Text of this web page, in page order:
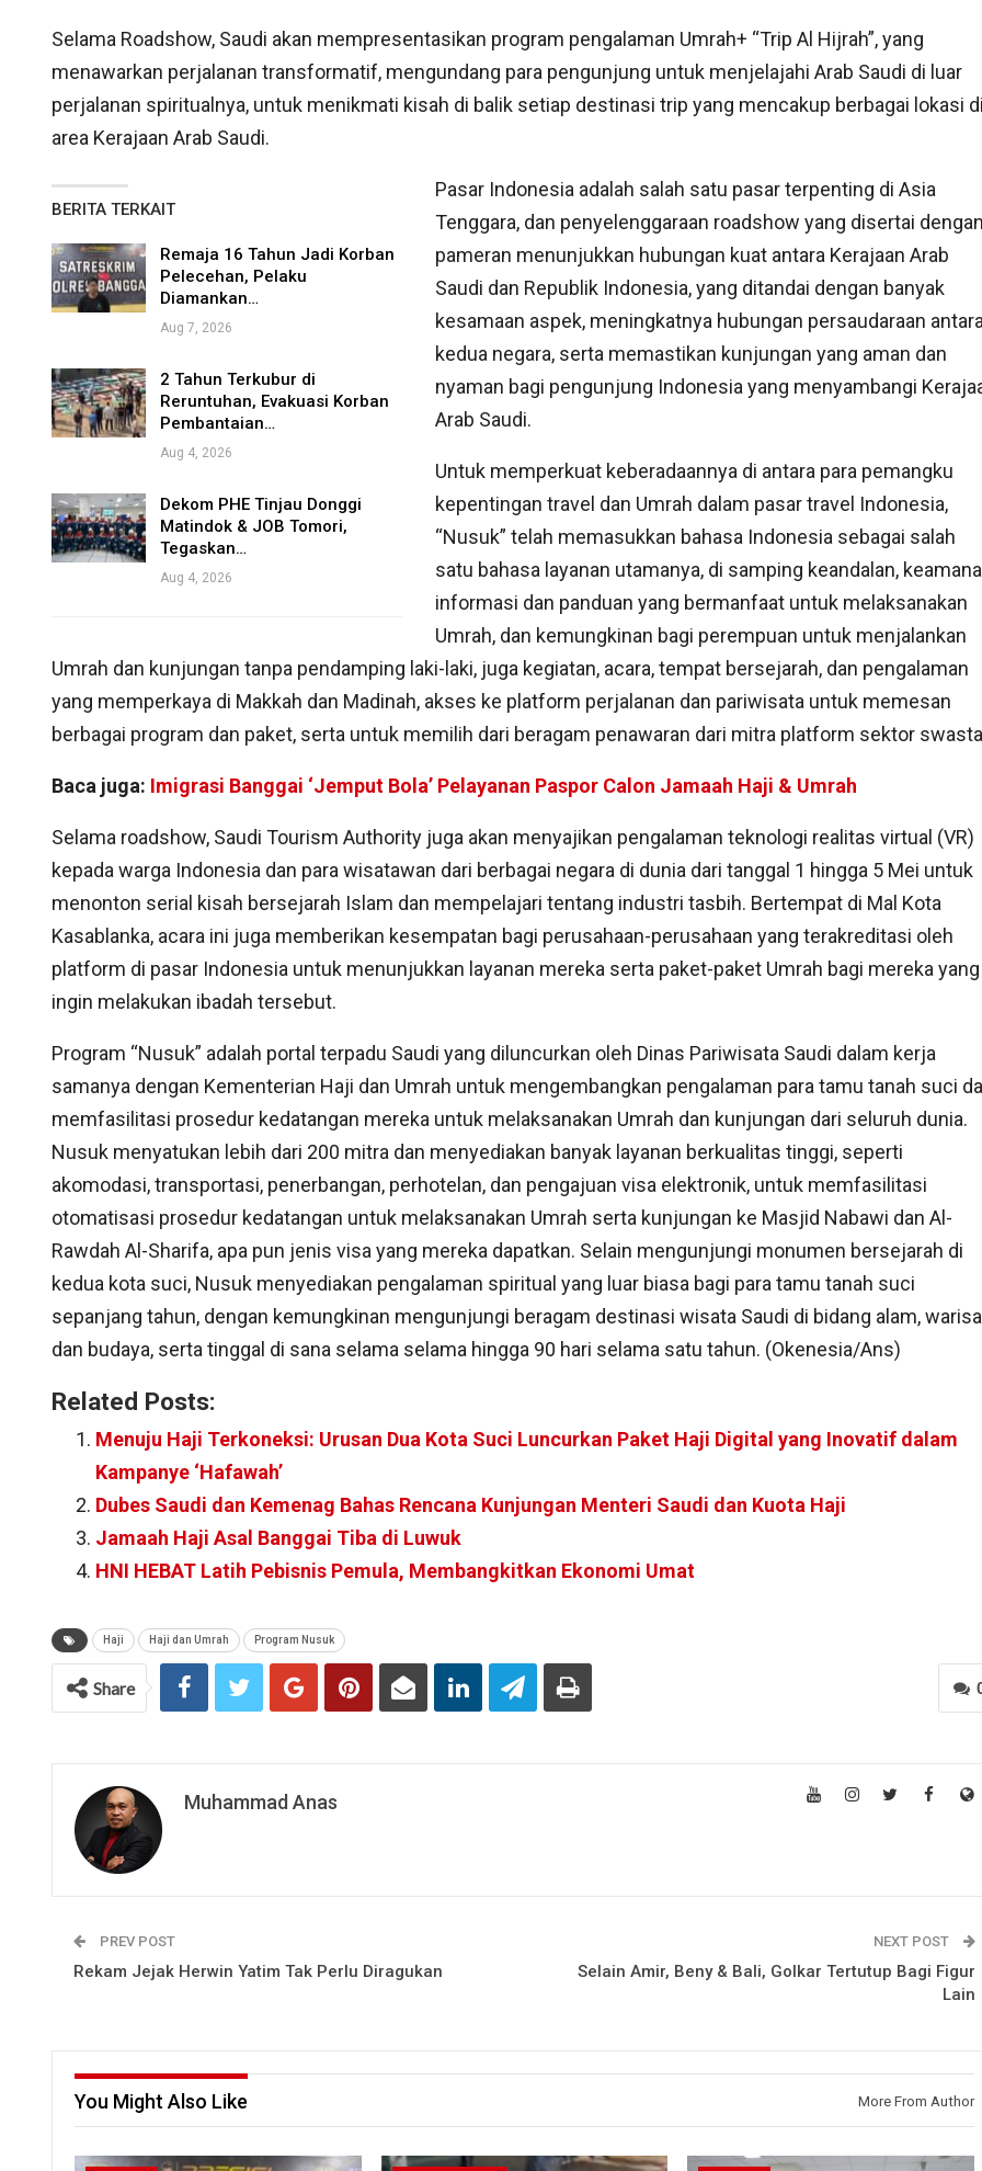
Selama Roadshow, Saudi akan mempresentasikan program pengalaman Umrah+ “Trip Al Hijrah”, yang
menawarkan perjalanan transformatif, mengundang para pengunjung untuk menjelajahi Arab Saudi di luar
perjalanan spiritualnya, untuk menikmati kisah di balik setiap destinasi trip yang mencakup berbagai lokasi
area Kerajaan Arab Saudi.
BERITA TERKAIT
Remaja 16 Tahun Jadi Korban
Pelecehan, Pelaku
Diamankan…
Aug 7, 2026
2 Tahun Terkubur di
Reruntuhan, Evakuasi Korban
Pembantaian…
Aug 4, 2026
Dekom PHE Tinjau Donggi
Matindok & JOB Tomori,
Tegaskan…
Aug 4, 2026
Pasar Indonesia adalah salah satu pasar terpenting di Asia
Tenggara, dan penyelenggaraan roadshow yang disertai
pameran menunjukkan hubungan kuat antara Kerajaan Arab
Saudi dan Republik Indonesia, yang ditandai dengan banyak
kesamaan aspek, meningkatnya hubungan persaudaraan
kedua negara, serta memastikan kunjungan yang aman dan
nyaman bagi pengunjung Indonesia yang menyambangi
Arab Saudi.
Untuk memperkuat keberadaannya di antara para pemangku
kepentingan travel dan Umrah dalam pasar travel Indonesia,
“Nusuk” telah memasukkan bahasa Indonesia sebagai salah
satu bahasa layanan utamanya, di samping keandalan,
informasi dan panduan yang bermanfaat untuk melaksanakan
Umrah, dan kemungkinan bagi perempuan untuk menjalankan
Umrah dan kunjungan tanpa pendamping laki-laki, juga kegiatan, acara, tempat bersejarah, dan pengalaman
yang memperkaya di Makkah dan Madinah, akses ke platform perjalanan dan pariwisata untuk memesan
berbagai program dan paket, serta untuk memilih dari beragam penawaran dari mitra platform sektor
Baca juga: Imigrasi Banggai ‘Jemput Bola’ Pelayanan Paspor Calon Jamaah Haji & Umrah
Selama roadshow, Saudi Tourism Authority juga akan menyajikan pengalaman teknologi realitas virtual (VR)
kepada warga Indonesia dan para wisatawan dari berbagai negara di dunia dari tanggal 1 hingga 5 Mei untuk
menonton serial kisah bersejarah Islam dan mempelajari tentang industri tasbih. Bertempat di Mal Kota
Kasablanka, acara ini juga memberikan kesempatan bagi perusahaan-perusahaan yang terakreditasi oleh
platform di pasar Indonesia untuk menunjukkan layanan mereka serta paket-paket Umrah bagi mereka yang
ingin melakukan ibadah tersebut.
Program “Nusuk” adalah portal terpadu Saudi yang diluncurkan oleh Dinas Pariwisata Saudi dalam kerja
samanya dengan Kementerian Haji dan Umrah untuk mengembangkan pengalaman para tamu tanah suci
memfasilitasi prosedur kedatangan mereka untuk melaksanakan Umrah dan kunjungan dari seluruh dunia.
Nusuk menyatukan lebih dari 200 mitra dan menyediakan banyak layanan berkualitas tinggi, seperti
akomodasi, transportasi, penerbangan, perhotelan, dan pengajuan visa elektronik, untuk memfasilitasi
otomatisasi prosedur kedatangan untuk melaksanakan Umrah serta kunjungan ke Masjid Nabawi dan Al-
Rawdah Al-Sharifa, apa pun jenis visa yang mereka dapatkan. Selain mengunjungi monumen bersejarah di
kedua kota suci, Nusuk menyediakan pengalaman spiritual yang luar biasa bagi para tamu tanah suci
sepanjang tahun, dengan kemungkinan mengunjungi beragam destinasi wisata Saudi di bidang alam,
dan budaya, serta tinggal di sana selama selama hingga 90 hari selama satu tahun. (Okenesia/Ans)
Related Posts:
Menuju Haji Terkoneksi: Urusan Dua Kota Suci Luncurkan Paket Haji Digital yang Inovatif dalam
Kampanye ‘Hafawah’
Dubes Saudi dan Kemenag Bahas Rencana Kunjungan Menteri Saudi dan Kuota Haji
Jamaah Haji Asal Banggai Tiba di Luwuk
HNI HEBAT Latih Pebisnis Pemula, Membangkitkan Ekonomi Umat
Haji Haji dan Umrah Program Nusuk
Share
Muhammad Anas
PREV POST
Rekam Jejak Herwin Yatim Tak Perlu Diragukan
NEXT POST
Selain Amir, Beny & Bali, Golkar Tertutup Bagi Figur
Lain
You Might Also Like More From Author